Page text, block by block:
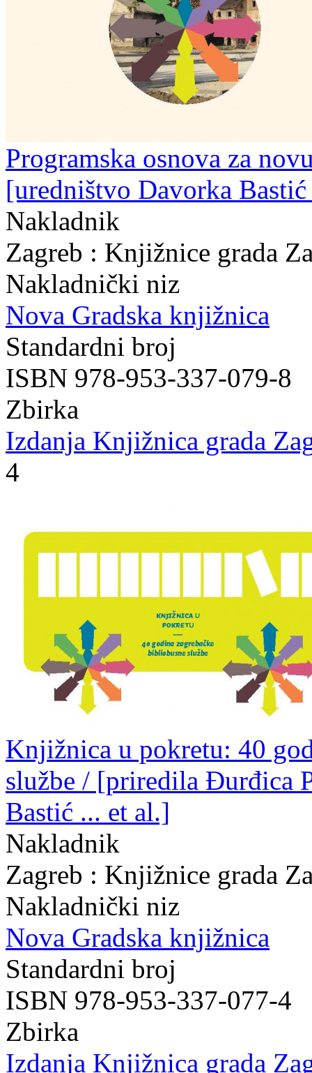
Programska osnova za
[uredništvo Davorka
Nakladnik
Zagreb : Knjižnice grada
Nakladnički niz
Nova Gradska knjižnica
Standardni broj
ISBN 978-953-337-079-8
Zbirka
Izdanja Knjižnica grada
4
Knjižnica u pokretu: 40
službe / [priredila Đurđica
Bastić ... et al.]
Nakladnik
Zagreb : Knjižnice grada
Nakladnički niz
Nova Gradska knjižnica
Standardni broj
ISBN 978-953-337-077-4
Zbirka
Izdanja Knjižnica grada